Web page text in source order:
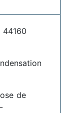
44160
de